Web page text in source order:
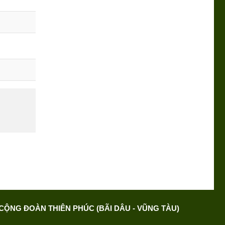
ĐOÀN THIÊN PHÚC (BÃI DÂU - VŨNG TÀU)